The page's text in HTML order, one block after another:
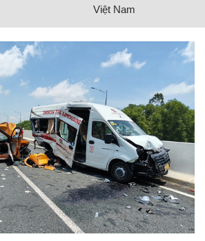
Việt Nam